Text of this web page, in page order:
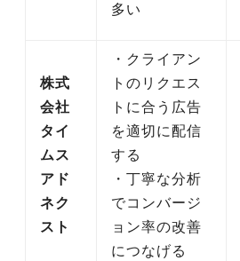
多い
株式
会社
タイ
ムス
アド
ネク
スト
・クライアン
トのリクエス
トに合う広告
を適切に配信
する
・丁寧な分析
でコンバージ
ョン率の改善
につなげる